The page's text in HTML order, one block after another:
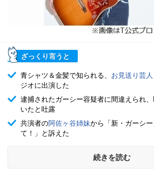
ざっくり言うと
青シャツ＆金髪で知られる、 お見送り芸
ジオに出演した
逮捕されたガーシー容疑者に間違えられ
いたと吐露
共演者の阿佐ヶ谷姉妹から「新・ガーシ
て！」と訴えた
続きを読む